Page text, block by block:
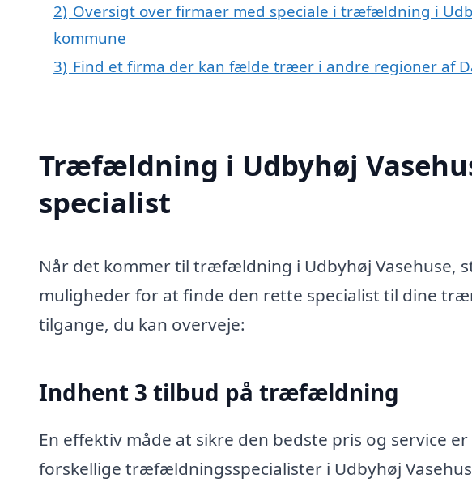
2) Oversigt over firmaer med speciale i træfældning i
kommune
3) Find et firma der kan fælde træer i andre regioner af
Træfældning i Udbyhøj
specialist
Når det kommer til træfældning i Udbyhøj Vasehuse,
muligheder for at finde den rette specialist til dine
tilgange, du kan overveje:
Indhent 3 tilbud på træfældning
En effektiv måde at sikre den bedste pris og service
forskellige træfældningsspecialister i Udbyhøj